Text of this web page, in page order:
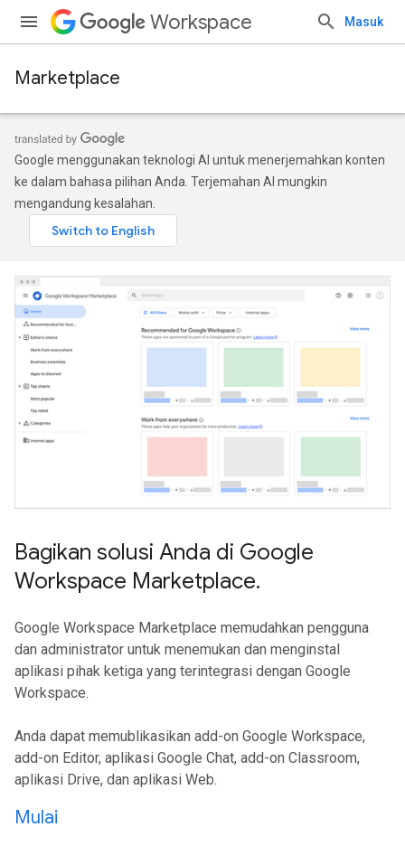
Workspace Masuk
Marketplace
Google menggunakan teknologi AI untuk menerjemahkan konten
ke dalam bahasa pilihan Anda. Terjemahan AI mungkin
mengandung kesalahan.
Bagikan solusi Anda di Google
Workspace Marketplace.
Google Workspace Marketplace memudahkan pengguna
dan administrator untuk menemukan dan menginstal
aplikasi pihak ketiga yang terintegrasi dengan Google
Workspace.
Anda dapat memublikasikan add-on Google Workspace,
add-on Editor, aplikasi Google Chat, add-on Classroom,
aplikasi Drive, dan aplikasi Web.
Mulai